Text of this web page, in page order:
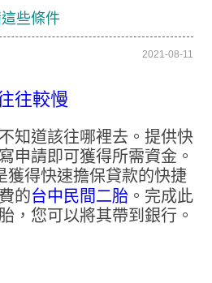
些條件
2021-08-11
往較慢
知道該往哪裡去。提供快
申請即可獲得所需資金。
獲得快速擔保貸款的快捷
的台中民間二胎 。完成此
，您可以將其帶到銀行。
嘉義房屋二胎